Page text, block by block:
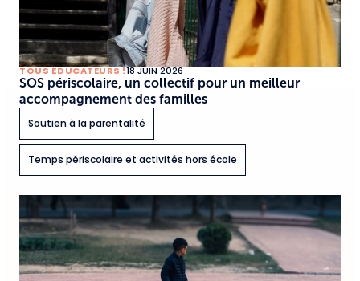
TOUS ÉDUCATEURS !18 JUIN 2026
SOS périscolaire, un collectif pour un meilleur
accompagnement des familles
Soutien à la parentalité
Temps périscolaire et activités hors école